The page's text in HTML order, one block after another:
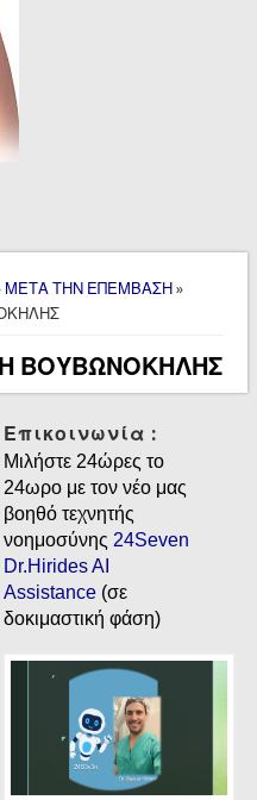
ΜΕΤΑ ΤΗΝ ΕΠΕΜΒΑΣΗ »
ΒΟΥΒΩΝΟΚΗΛΗΣ
Επικοινωνία :
Μιλήστε 24ώρες το
24ωρο με τον νέο μας
βοηθό τεχνητής
νοημοσύνης 24Seven
Dr.Hirides AI
Assistance (σε
δοκιμαστική φάση)